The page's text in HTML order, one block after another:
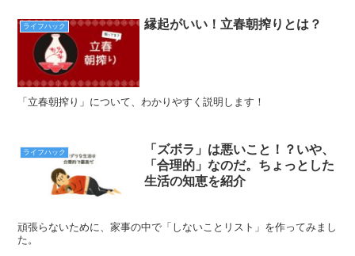
ライフハック 縁起がいい！立春朝搾りとは？
「立春朝搾り」について、わかりやすく説明します！
ライフハック
「ズボラ」は悪いこと！？いや、
「合理的」なのだ。ちょっとした
生活の知恵を紹介
頑張らないために、家事の中で「しないことリスト」を作ってみまし
た。